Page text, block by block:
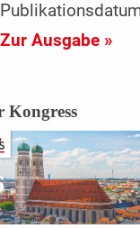
Zur Ausgabe »
Kongress